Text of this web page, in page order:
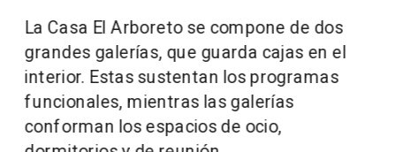
La Casa El Arboreto se compone de dos
grandes galerías, que guarda cajas en el
interior. Estas sustentan los programas
funcionales, mientras las galerías
conforman los espacios de ocio,